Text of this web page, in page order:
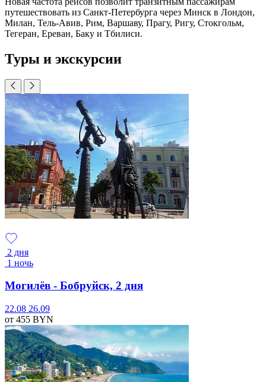
путешествовать из Санкт-Петербурга через Минск в Лондон,
Милан, Тель-Авив, Рим, Варшаву, Прагу, Ригу, Стокгольм,
Тегеран, Ереван, Баку и Тбилиси.
Туры и экскурсии
2 дня
1 ночь
Могилёв - Бобруйск, 2 дня
22.08 26.09
от 455 BYN